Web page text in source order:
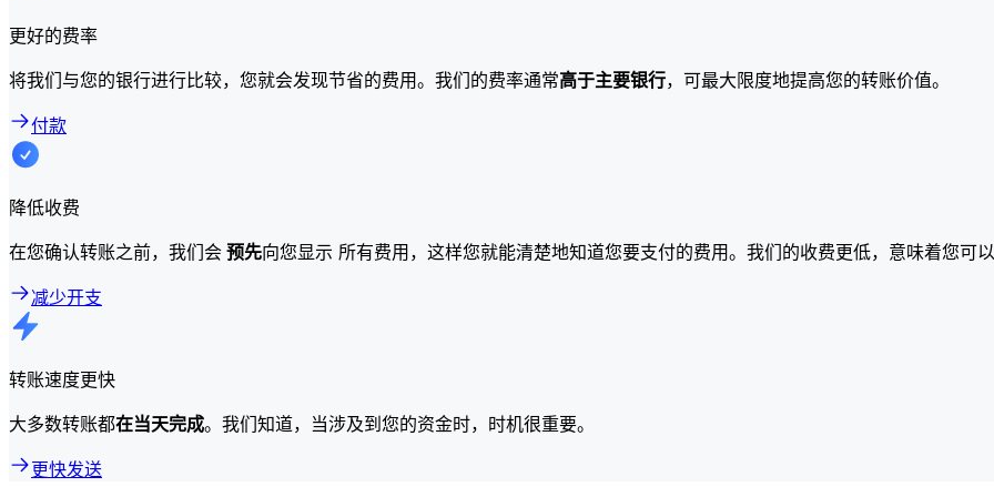
更好的费率
将我们与您的银行进行比较，您就会发现节省的费用。我们的费率通常高于主要银行，可最大限度地提高您的转账价值。
付款
降低收费
在您确认转账之前，我们会 预先向您显示 所有费用，这样您就能清楚地知道您要支付的费用。我们的收费更低，意味着您可以
减少开支
转账速度更快
大多数转账都在当天完成。我们知道，当涉及到您的资金时，时机很重要。
更快发送